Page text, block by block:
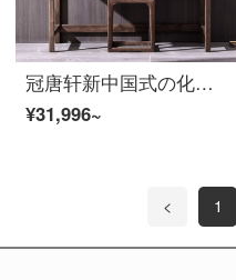
冠唐轩新中国式の化粧台は化粧鏡を持っています。現代中国式の禅意全木別荘の見本室漆の家具を作って化粧台を作っています。
¥31,996~
< 1